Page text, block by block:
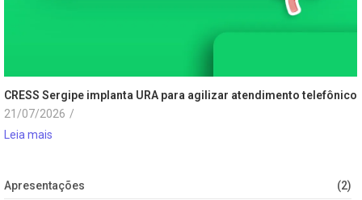
CRESS Sergipe implanta URA para agilizar atendimento telefônico
21/07/2026 /
Leia mais
Apresentações (2)